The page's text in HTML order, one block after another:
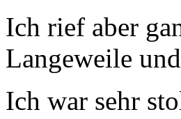
Ich rief aber
Langeweile
Ich war sehr